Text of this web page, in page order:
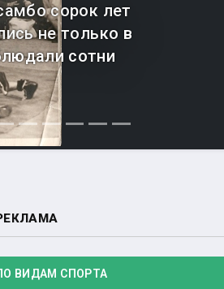
сорок лет
не только в
сотни
ВИДАМ СПОРТА